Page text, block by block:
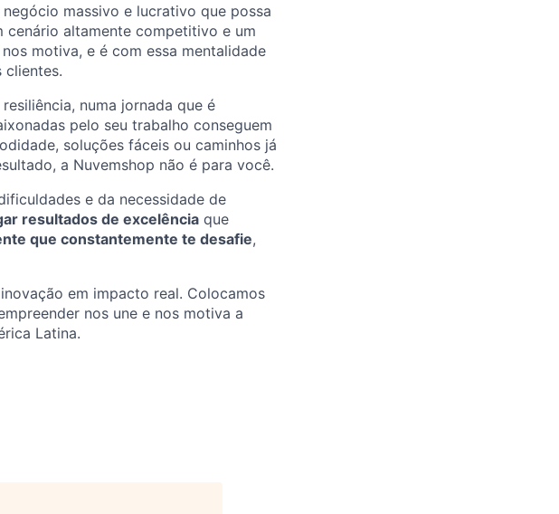
massivo e lucrativo que possa
cenário altamente competitivo e um
motiva, e é com essa mentalidade
clientes.
numa jornada que é
pelo seu trabalho conseguem
soluções fáceis ou caminhos já
a Nuvemshop não é para você.
e da necessidade de
resultados de excelência que
que constantemente te desafie,
em impacto real. Colocamos
nos une e nos motiva a
Latina.